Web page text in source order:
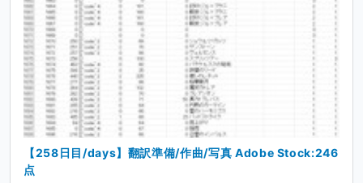
【258日目/days】翻訳準備/作曲/写真 Adobe Stock:246
点